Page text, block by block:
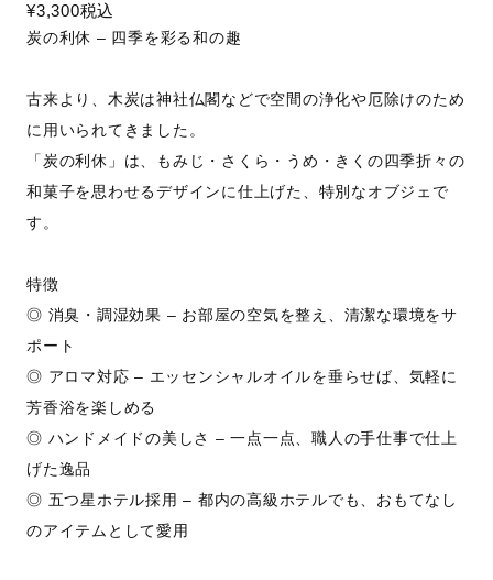
¥3,300税込
炭の利休 – 四季を彩る和の趣
古来より、木炭は神社仏閣などで空間の浄化や厄除けのため
に用いられてきました。
「炭の利休」は、もみじ・さくら・うめ・きくの四季折々の
和菓子を思わせるデザインに仕上げた、特別なオブジェで
す。
特徴
◎ 消臭・調湿効果 – お部屋の空気を整え、清潔な環境をサ
ポート
◎ アロマ対応 – エッセンシャルオイルを垂らせば、気軽に
芳香浴を楽しめる
◎ ハンドメイドの美しさ – 一点一点、職人の手仕事で仕上
げた逸品
◎ 五つ星ホテル採用 – 都内の高級ホテルでも、おもてなし
のアイテムとして愛用